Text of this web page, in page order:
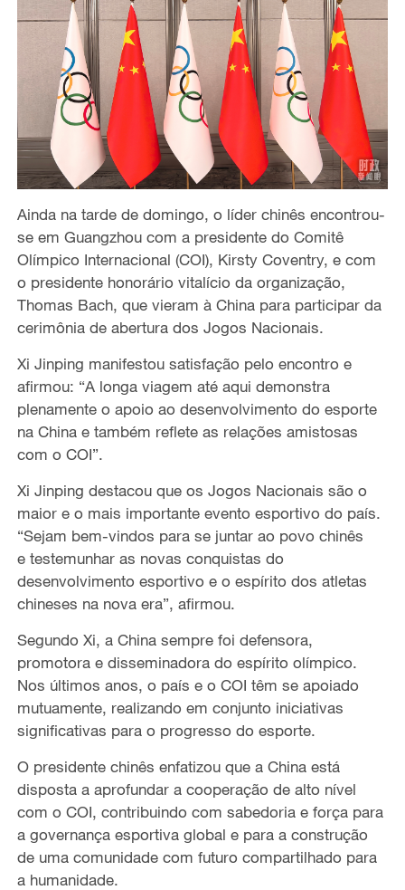
Ainda na tarde de domingo, o líder chinês encontrou-
se em Guangzhou com a presidente do Comitê
Olímpico Internacional (COI), Kirsty Coventry, e com
o presidente honorário vitalício da organização,
Thomas Bach, que vieram à China para participar da
cerimônia de abertura dos Jogos Nacionais.
Xi Jinping manifestou satisfação pelo encontro e
afirmou: “A longa viagem até aqui demonstra
plenamente o apoio ao desenvolvimento do esporte
na China e também reflete as relações amistosas
com o COI”.
Xi Jinping destacou que os Jogos Nacionais são o
maior e o mais importante evento esportivo do país.
“Sejam bem-vindos para se juntar ao povo chinês
etestemunhar as novas conquistas do
desenvolvimento esportivo e o espírito dos atletas
chineses na nova era”, afirmou.
Segundo Xi, a China sempre foi defensora,
promotora e disseminadora do espírito olímpico.
Nos últimos anos, o país e o COI têm se apoiado
mutuamente, realizando em conjunto iniciativas
significativas para o progresso do esporte.
O presidente chinês enfatizouque a China está
disposta a aprofundar a cooperação de alto nível
com o COI, contribuindo com sabedoria e força para
a governança esportiva global e para aconstrução
de umacomunidade com futuro compartilhado para
a humanidade.